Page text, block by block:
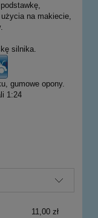
na makiecie,
silnika.
gumowe opony.
1:24
11,00 zł